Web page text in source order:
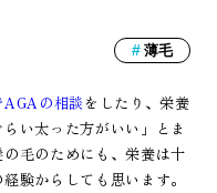
薄毛
AGAの相談 をした り、栄養
い太った方がいい」とま
毛のためにも、栄養は十
験からしても思います。